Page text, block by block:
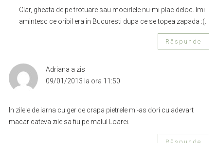
Clar, gheata de pe trotuare sau mocirlele nu-mi plac deloc. Imi
amintesc ce oribil era in Bucuresti dupa ce se topea zapada :(.
Răspunde
Adriana a zis
09/01/2013 la ora 11:50
In zilele de iarna cu ger de crapa pietrele mi-as dori cu adevart
macar cateva zile sa fiu pe malul Loarei.
Răspunde